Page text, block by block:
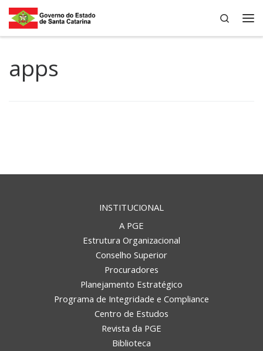
Skip to content
Search
apps
INSTITUCIONAL
A PGE
Estrutura Organizacional
Conselho Superior
Procuradores
Planejamento Estratégico
Programa de Integridade e Compliance
Centro de Estudos
Revista da PGE
Biblioteca